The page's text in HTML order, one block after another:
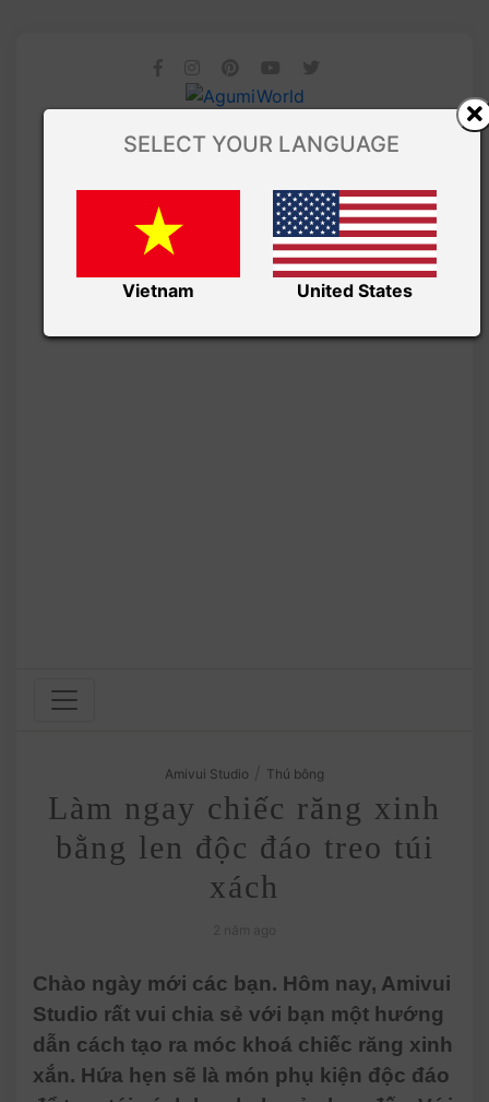
Amivui Studio Thú bông
Làm ngay chiếc răng xinh
bằng len độc đáo treo túi
xách
Chào ngày mới các bạn. Hôm nay, Amivui
Studio rất vui chia sẻ với bạn một hướng
dẫn cách tạo ra móc khoá chiếc răng xinh
xắn. Hứa hẹn sẽ là món phụ kiện độc đáo
SELECT YOUR LANGUAGE
Vietnam United States